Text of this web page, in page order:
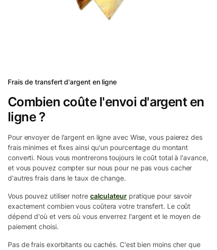
Frais de transfert d'argent en ligne
Combien coûte l'envoi d'argent en
ligne ?
Pour envoyer de l'argent en ligne avec Wise, vous paierez des
frais minimes et fixes ainsi qu'un pourcentage du montant
converti. Nous vous montrerons toujours le coût total à l'avance,
et vous pouvez compter sur nous pour ne pas vous cacher
d'autres frais dans le taux de change.
Vous pouvez utiliser notre calculateurpratique pour savoir
exactement combien vous coûtera votre transfert. Le coût
dépend d'où et vers où vous enverrez l'argent et le moyen de
paiement choisi.
Pas de frais exorbitants ou cachés. C'est bien moins cher que